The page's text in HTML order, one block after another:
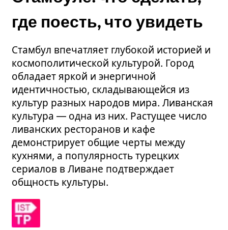
где поесть, что увидеть
Стамбул впечатляет глубокой историей и
космополитической культурой. Город
обладает яркой и энергичной
идентичностью, складывающейся из
культур разных народов мира. Ливанская
культура — одна из них. Растущее число
ливанских ресторанов и кафе
демонстрирует общие черты между
кухнями, а популярность турецких
сериалов в Ливане подтверждает
общность культуры.